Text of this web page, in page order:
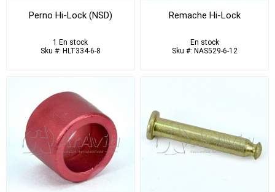
Perno Hi-Lock (NSD)
1 En stock
Sku #: HLT334-6-8
Remache Hi-Lock
En stock
Sku #: NAS529-6-12